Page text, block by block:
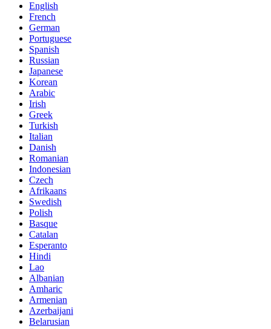
English
French
German
Portuguese
Spanish
Russian
Japanese
Korean
Arabic
Irish
Greek
Turkish
Italian
Danish
Romanian
Indonesian
Czech
Afrikaans
Swedish
Polish
Basque
Catalan
Esperanto
Hindi
Lao
Albanian
Amharic
Armenian
Azerbaijani
Belarusian